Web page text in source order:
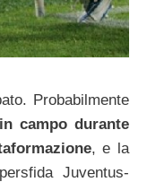
Probabilmente
campo durante
, e la
Juventus-